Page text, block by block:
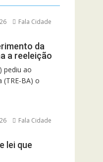
Fala Cidade
da
a reeleição
pediu ao
(TRE-BA) o
Fala Cidade
lei que